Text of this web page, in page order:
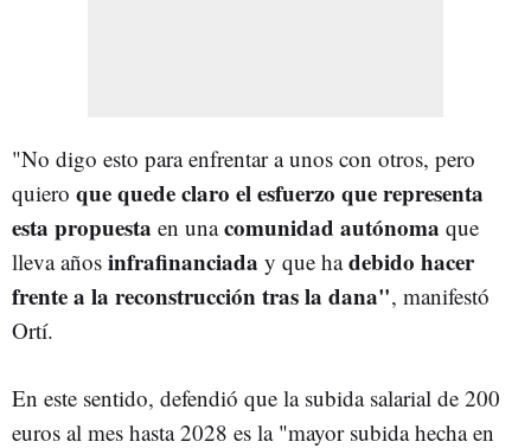
"No digo esto para enfrentar a unos con otros, pero
quiero que quede claro el esfuerzo que representa
esta propuesta en unacomunidad autónoma que
lleva años infrafinanciada y que hadebido hacer
frente a la reconstrucción tras la dana", manifestó
Ortí.
En este sentido, defendió que la subida salarial de 200
euros al mes hasta 2028 es la "mayor subida hecha en